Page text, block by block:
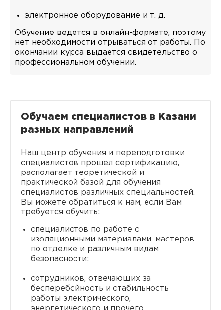
электронное оборудование и т. д.
Обучение ведется в онлайн-формате, поэтому
нет необходимости отрываться от работы. По
окончании курса выдается свидетельство о
профессиональном обучении.
Обучаем специалистов в Казани
разных направлений
Наш центр обучения и переподготовки
специалистов прошел сертификацию,
располагает теоретической и
практической базой для обучения
специалистов различных специальностей.
Вы можете обратиться к нам, если Вам
требуется обучить:
специалистов по работе с
изоляционными материалами, мастеров
по отделке и различным видам
безопасности;
сотрудников, отвечающих за
бесперебойность и стабильность
работы электрического,
энергетического и прочего